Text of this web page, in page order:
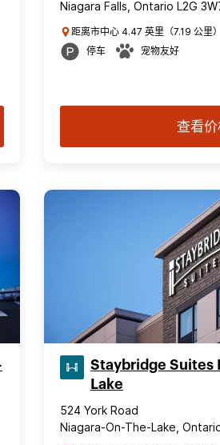
Niagara Falls, Ontario L2G
距离市中心 4.47 英里（7.19 公里
停车
宠物友好
查看
Staybridge Suites
Lake
524 York Road
Niagara-On-The-Lake,